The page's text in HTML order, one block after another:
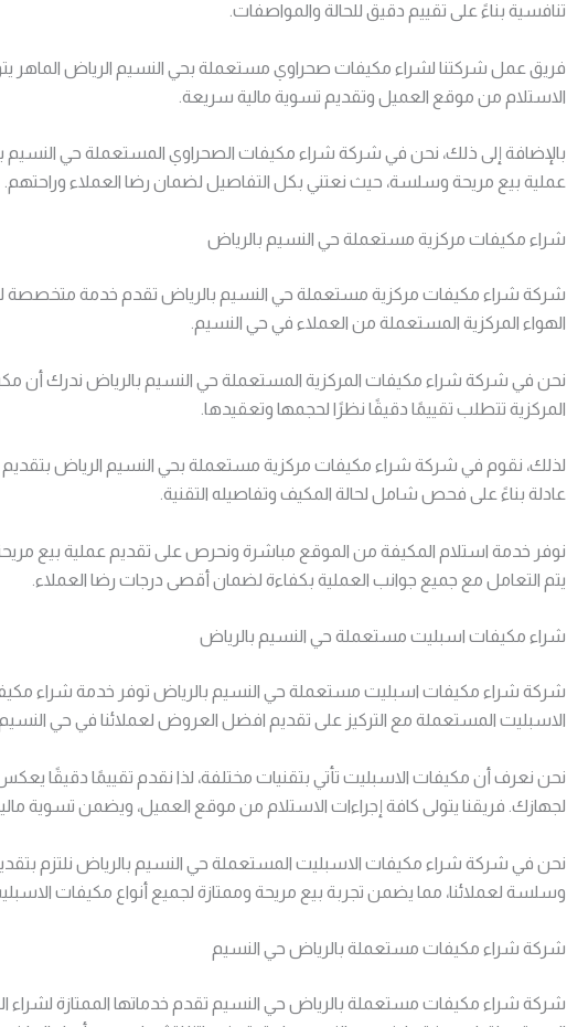
تنافسية بناءً على تقييم دقيق للحالة والمواصفات.
فريق عمل شركتنا لشراء مكيفات صحراوي مستعملة بحي النسيم الرياض الماهر
الاستلام من موقع العميل وتقديم تسوية مالية سريعة.
بالإضافة إلى ذلك، نحن في شركة شراء مكيفات الصحراوي المستعملة حي
عملية بيع مريحة وسلسة، حيث نعتني بكل التفاصيل لضمان رضا العملاء وراحتهم.
شراء مكيفات مركزية مستعملة حي النسيم بالرياض
شركة شراء مكيفات مركزية مستعملة حي النسيم بالرياض تقدم خدمة متخصصة
الهواء المركزية المستعملة من العملاء في حي النسيم.
نحن في شركة شراء مكيفات المركزية المستعملة حي النسيم بالرياض ندرك أن
المركزية تتطلب تقييمًا دقيقًا نظرًا لحجمها وتعقيدها.
لذلك، نقوم في شركة شراء مكيفات مركزية مستعملة بحي النسيم الرياض
عادلة بناءً على فحص شامل لحالة المكيف وتفاصيله التقنية.
نوفر خدمة استلام المكيفة من الموقع مباشرة ونحرص على تقديم عملية بيع
يتم التعامل مع جميع جوانب العملية بكفاءة لضمان أقصى درجات رضا العملاء.
شراء مكيفات اسبليت مستعملة حي النسيم بالرياض
شركة شراء مكيفات اسبليت مستعملة حي النسيم بالرياض توفر خدمة شراء
الاسبليت المستعملة مع التركيز على تقديم افضل العروض لعملائنا في حي
نحن نعرف أن مكيفات الاسبليت تأتي بتقنيات مختلفة، لذا نقدم تقييمًا دقيقًا
لجهازك. فريقنا يتولى كافة إجراءات الاستلام من موقع العميل، ويضمن تسوية
نحن في شركة شراء مكيفات الاسبليت المستعملة حي النسيم بالرياض نلتزم
وسلسة لعملائنا، مما يضمن تجربة بيع مريحة وممتازة لجميع أنواع مكيفات
شركة شراء مكيفات مستعملة بالرياض حي النسيم
شركة شراء مكيفات مستعملة بالرياض حي النسيم تقدم خدماتها الممتازة لشراء